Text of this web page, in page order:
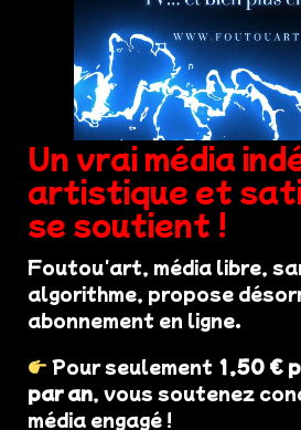
Un vrai média
artistique et
se soutient !
Foutou'art, média libre,
algorithme, propose
abonnement en ligne.
Pour seulement 1,50 €
par an, vous soutenez
média engagé !